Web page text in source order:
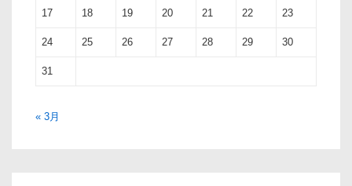
17 18 19 20 21 22 23
24 25 26 27 28 29 30
31
« 3月